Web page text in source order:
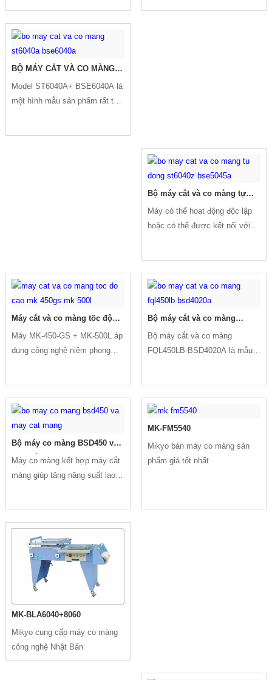
BỘ MÁY CẮT VÀ CO MÀNG
ST6040A + BSE6040A
Model ST6040A+ BSE6040A là
một hình mẫu sản phẩm rất tối
Bộ máy cắt và co màng tự
động ST6040Z + BSE5045A
Máy có thể hoạt động độc lập
hoặc có thể được kết nối với
định hình
Máy cắt và co màng tốc độ
cao MK-450GS + MK-500L
Máy MK-450-GS + MK-500L áp
dụng công nghệ niêm phong
điều khiển Servo giúp cải thiện
tốc độ niêm phong.
Bộ máy cắt và co màng
FQL450LB-BSD4020A
Bộ máy cắt và co màng
FQL450LB-BSD4020A là mẫu
những dây chuyền tự động hóa
yêu cầu tốc độ cao như trong
phẩm.
Bộ máy co màng BSD450 và
máy cắt màng
Máy co màng kết hợp máy cắt
màng giúp tăng năng suất lao
MK-FM5540
Mikyo bán máy co màng sản
phẩm giá tốt nhất
MK-BLA6040+8060
Mikyo cung cấp máy co màng
công nghệ Nhật Bản